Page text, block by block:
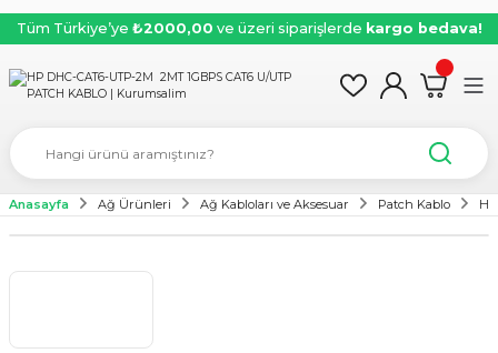
Tüm Türkiye’ye ₺2000,00 ve üzeri siparişlerde kargo bedava!
Anasayfa Ağ Ürünleri Ağ Kabloları ve Aksesuar Patch Kablo